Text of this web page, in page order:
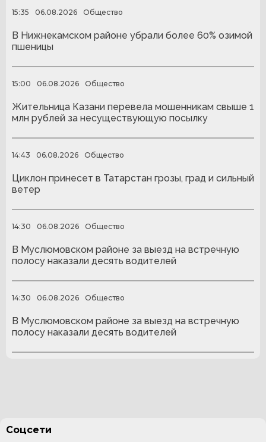
15:35 06.08.2026 Общество
В Нижнекамском районе убрали более 60% озимой
пшеницы
15:00 06.08.2026 Общество
Жительница Казани перевела мошенникам свыше 1
млн рублей за несуществующую посылку
14:43 06.08.2026 Общество
Циклон принесет в Татарстан грозы, град и сильный
ветер
14:30 06.08.2026 Общество
В Муслюмовском районе за выезд на встречную
полосу наказали десять водителей
14:30 06.08.2026 Общество
В Муслюмовском районе за выезд на встречную
полосу наказали десять водителей
Соцсети